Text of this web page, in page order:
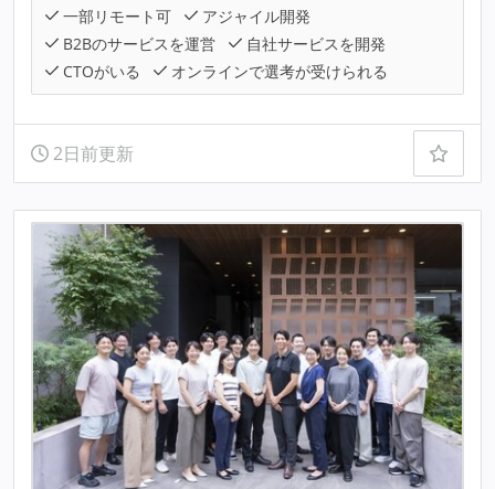
一部リモート可
アジャイル開発
B2Bのサービスを運営
自社サービスを開発
CTOがいる
オンラインで選考が受けられる
2日前更新